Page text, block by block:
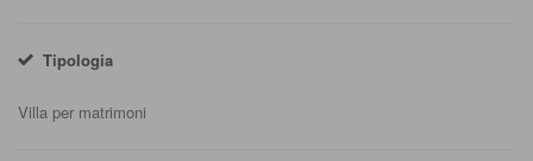
Tipologia
Villa per matrimoni